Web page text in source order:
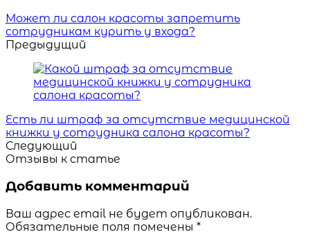
Может ли салон красоты запретить
сотрудникам курить у входа?
Предыдущий
Есть ли штраф за отсутствие медицинской
книжки у сотрудника салона красоты?
Следующий
Отзывы к статье
Добавить комментарий
Ваш адрес email не будет опубликован.
Обязательные поля помечены *